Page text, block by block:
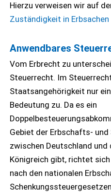
Hierzu verweisen wir auf
Zuständigkeit in Erbsachen
Anwendbares
Vom Erbrecht zu
Steuerrecht. Im
Staatsangehörigkeit nur
Bedeutung zu. Da es ein
Gebiet der Erbschafts-
zwischen Deutschland und
Königreich gibt, richtet
nach den nationalen